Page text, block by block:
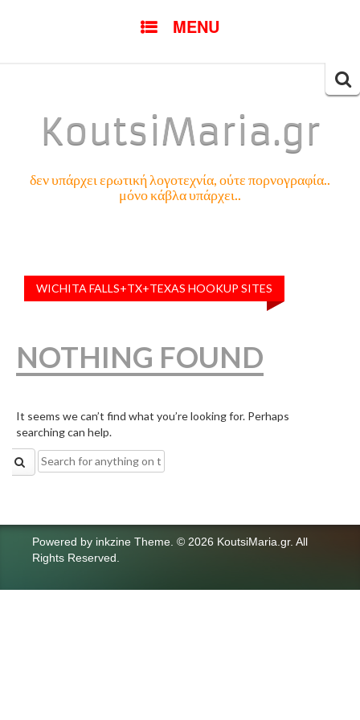
MENU
KoutsiMaria.gr
δεν υπάρχει ερωτική λογοτεχνία, ούτε πορνογραφία..
μόνο κάβλα υπάρχει..
WICHITA FALLS+TX+TEXAS HOOKUP SITES
NOTHING FOUND
It seems we can’t find what you’re looking for. Perhaps
searching can help.
Search
for:
Powered by inkzine Theme © 2026 KoutsiMaria.gr. All
Rights Reserved.